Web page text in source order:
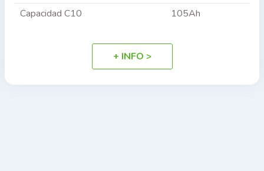
Capacidad C10
105Ah
+ INFO >